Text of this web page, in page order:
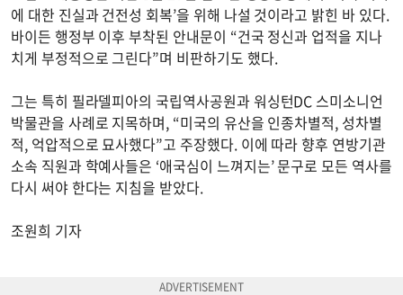
에 대한 진실과 건전성 회복’을 위해 나설 것이라고 밝힌 바 있다.
바이든 행정부 이후 부착된 안내문이 “건국 정신과 업적을 지나
치게 부정적으로 그린다”며 비판하기도 했다.
그는 특히 필라델피아의 국립역사공원과 워싱턴DC 스미소니언
박물관을 사례로 지목하며, “미국의 유산을 인종차별적, 성차별
적, 억압적으로 묘사했다”고 주장했다. 이에 따라 향후 연방기관
소속 직원과 학예사들은 ‘애국심이 느껴지는’ 문구로 모든 역사를
다시 써야 한다는 지침을 받았다.
조원희 기자